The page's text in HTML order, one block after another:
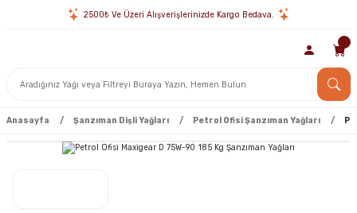
2500₺ Ve Üzeri Alışverişlerinizde Kargo Bedava.
Anasayfa Şanzıman Dişli Yağları Petrol Ofisi Şanzıman Yağları